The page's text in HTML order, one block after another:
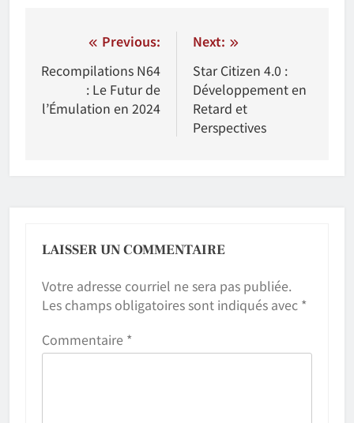
Navigation
de
l'article
Previous:
Recompilations N64
: Le Futur de
l’Émulation en 2024
Next:
Star Citizen 4.0 :
Développement en
Retard et
Perspectives
LAISSER UN COMMENTAIRE
Votre adresse courriel ne sera pas publiée.
Les champs obligatoires sont indiqués avec *
Commentaire *